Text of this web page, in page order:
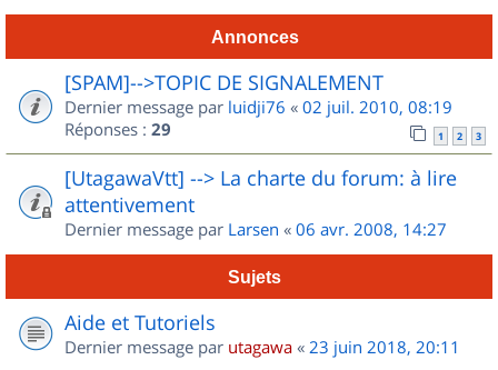
Annonces
[SPAM]-->TOPIC DE SIGNALEMENT
Dernier message par luidji76 « 02 juil. 2010, 08:19
Réponses : 29 1 2 3
[UtagawaVtt] --> La charte du forum: à lire
attentivement
Dernier message par Larsen « 06 avr. 2008, 14:27
Sujets
Aide et Tutoriels
Dernier message par utagawa « 23 juin 2018, 20:11